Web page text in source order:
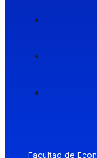
Facultad de